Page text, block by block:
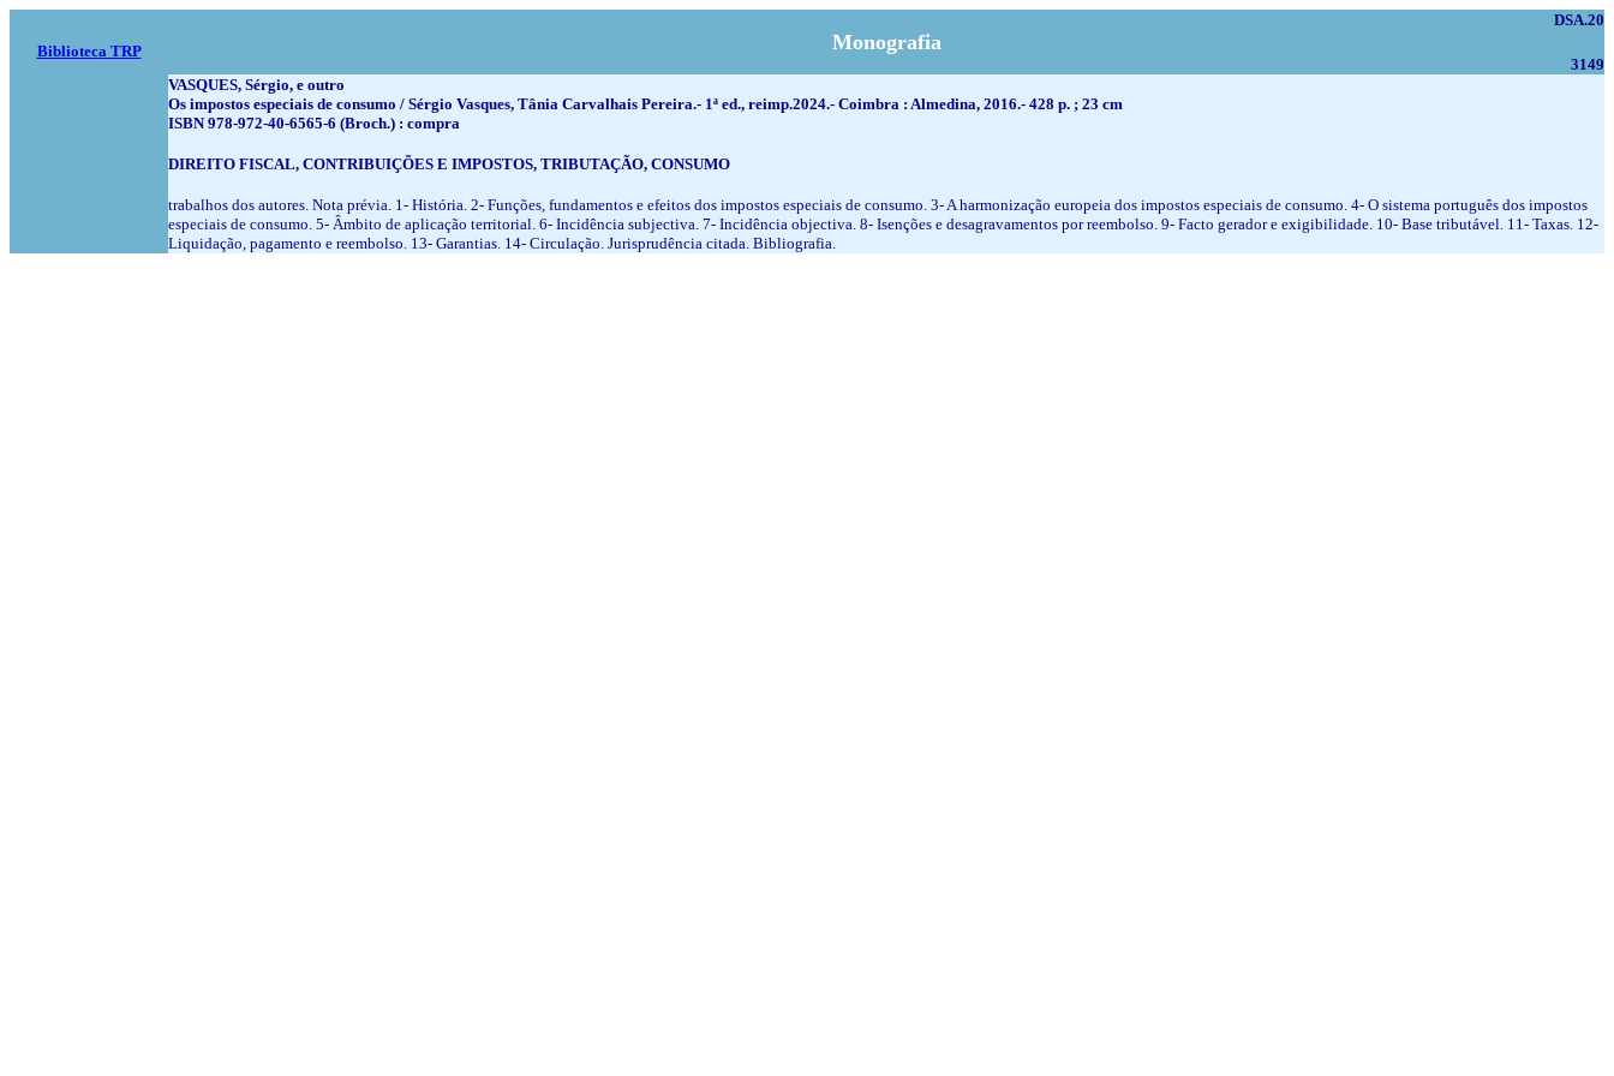
Biblioteca TRP
DSA.20
Monografia
3149
VASQUES, Sérgio, e outro
Os impostos especiais de consumo / Sérgio Vasques, Tânia Carvalhais Pereira.- 1ª ed., reimp.2024.- Coimbra : Almedina, 2016.- 428 p. ; 23 cm
ISBN 978-972-40-6565-6 (Broch.) : compra
DIREITO FISCAL, CONTRIBUIÇÕES E IMPOSTOS, TRIBUTAÇÃO, CONSUMO
trabalhos dos autores. Nota prévia. 1- História. 2- Funções, fundamentos e efeitos dos impostos especiais de consumo. 3- A harmonização europeia dos impostos especiais de consumo. 4- O sistema português dos impostos
especiais de consumo. 5- Âmbito de aplicação territorial. 6- Incidência subjectiva. 7- Incidência objectiva. 8- Isenções e desagravamentos por reembolso. 9- Facto gerador e exigibilidade. 10- Base tributável. 11- Taxas. 12-
Liquidação, pagamento e reembolso. 13- Garantias. 14- Circulação. Jurisprudência citada. Bibliografia.